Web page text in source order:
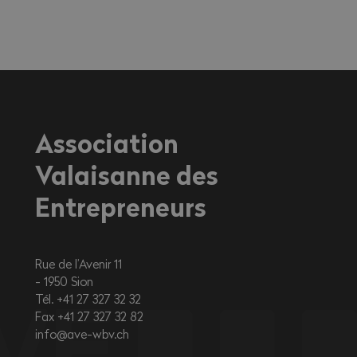
fortement exposés à la chaleur.
Association
Valaisanne des
Entrepreneurs
Rue de l’Avenir 11
1950 Sion
Tél. +41 27 327 32 32
Fax +41 27 327 32 82
info@ave-wbv.ch